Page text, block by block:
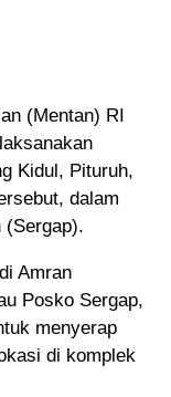
(Mentan) RI
Kidul, Pituruh,
dalam
(Sergap).
Amran
Posko Sergap,
menyerap
di komplek